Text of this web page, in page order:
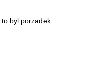
byl porzadek